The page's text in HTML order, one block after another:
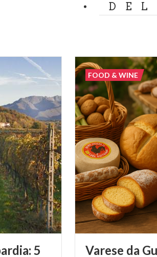
5
Varese da
FOOD & WINE